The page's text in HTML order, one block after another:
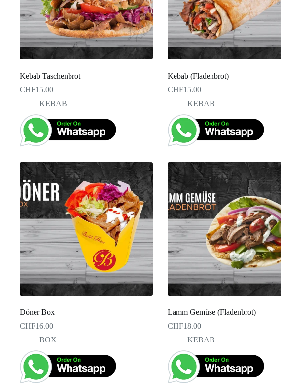
Kebab Taschenbrot
CHF15.00
KEBAB
Kebab (Fladenbrot)
CHF15.00
KEBAB
Döner Box
CHF16.00
BOX
Lamm Gemüse (Fladenbrot)
CHF18.00
KEBAB